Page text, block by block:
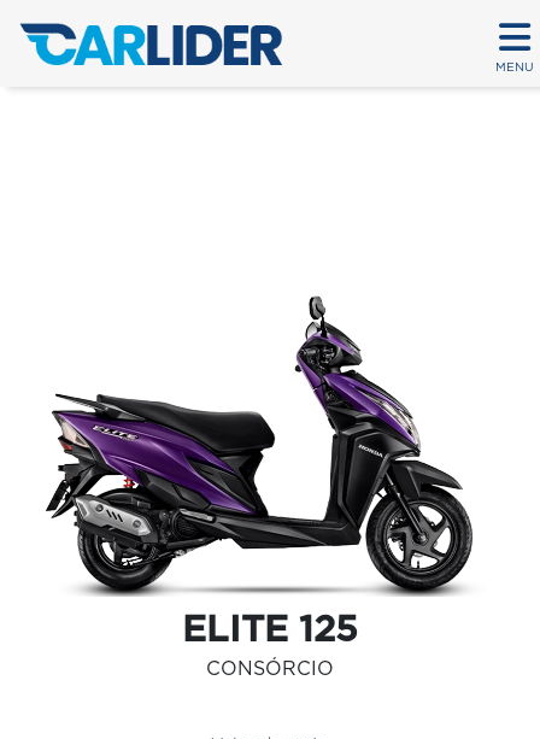
MENU
ELITE 125
CONSÓRCIO